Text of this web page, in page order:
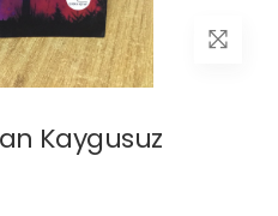
Kaygusuz